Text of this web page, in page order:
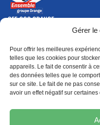
Gérer le
Pour offrir les meilleures
telles que les cookies pour
appareils. Le fait de consentir à
des données telles que le
sur ce site. Le fait de ne pas
avoir un effet négatif sur
CFE-CGC ORANGE
10-12 rue Saint Amand,
Nous contacter
01 46 79 28 74
S'ABONNER(NOUVELLE FENÊTRE)
ADHÉRER
Épargne
(nouvelle fenêtre)